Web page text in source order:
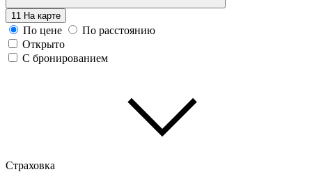
11 На карте
По цене
По расстоянию
Открыто
С бронированием
Страховка